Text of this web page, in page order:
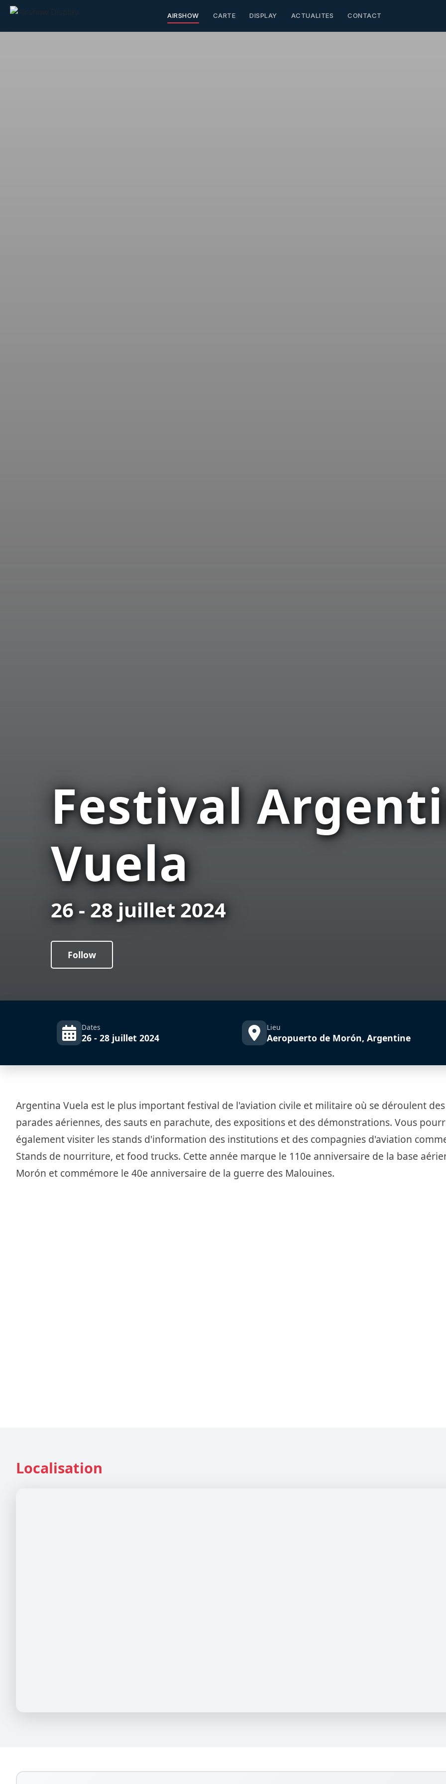
AIRSHOW CARTE DISPLAY ACTUALITES CONTACT
Festival
Vuela
26 - 28 juillet 2024
Follow
Dates
26 - 28 juillet 2024
Lieu
Aeropuerto de Morón, Argentine
Argentina Vuela est le plus important festival de l'aviation civile et militaire où se déroulent des
parades aériennes, des sauts en parachute, des expositions et des démonstrations. Vous
également visiter les stands d'information des institutions et des compagnies d'aviation
Stands de nourriture, et food trucks. Cette année marque le 110e anniversaire de la base
Morón et commémore le 40e anniversaire de la guerre des Malouines.
Localisation